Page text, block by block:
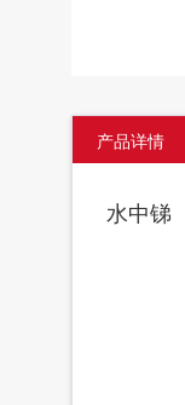
产品详情
水中锑